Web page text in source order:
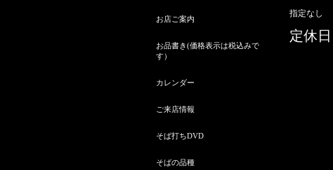
指定なし
定休日
お店ご案内
お品書き(価格表示は税込みで
す）
カレンダー
ご来店情報
そば打ちDVD
そばの品種